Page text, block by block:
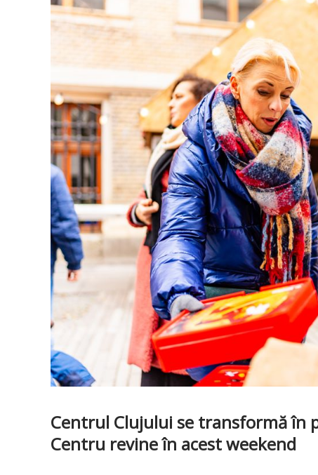
Centrul Clujului se transformă în
Centru revine în acest weekend